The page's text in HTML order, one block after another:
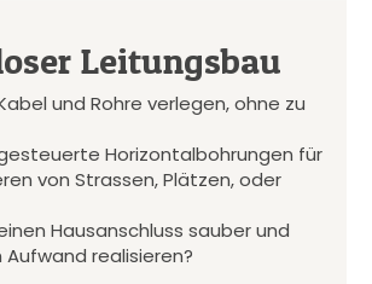
Leitungsbau
und Rohre verlegen, ohne zu
Horizontalbohrungen für
von Strassen, Plätzen, oder
Hausanschluss sauber und
realisieren?